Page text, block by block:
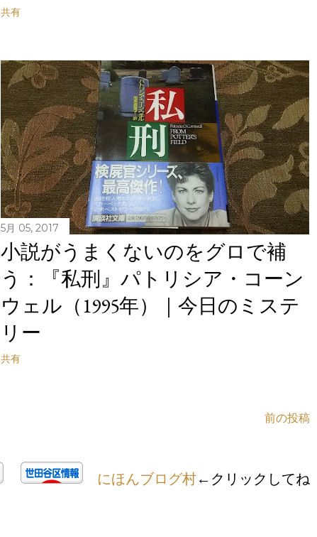
共有
5月 05, 2017
小説がうまくないのをグロで補
う：『私刑』パトリシア・コーン
ウェル（1995年）｜今日のミステ
リー
共有
前の投稿
にほんブログ村←クリックしてね